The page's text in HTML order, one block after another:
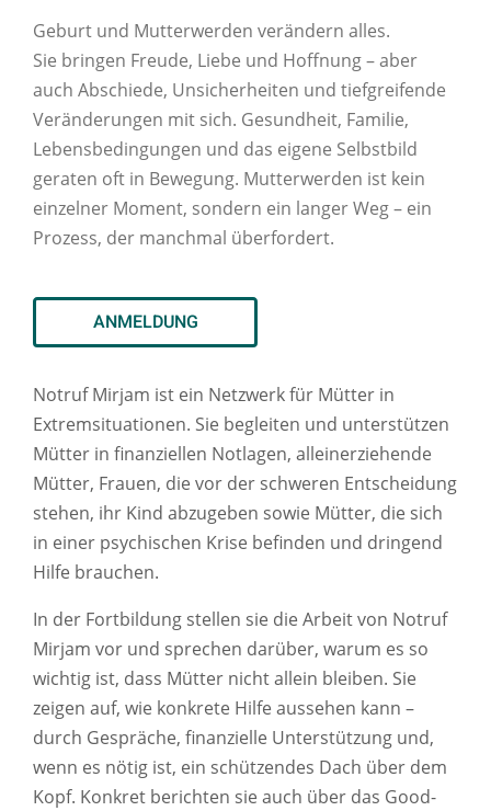
Geburt und Mutterwerden verändern alles.
Sie bringen Freude, Liebe und Hoffnung – aber
auch Abschiede, Unsicherheiten und tiefgreifende
Veränderungen mit sich. Gesundheit, Familie,
Lebensbedingungen und das eigene Selbstbild
geraten oft in Bewegung. Mutterwerden ist kein
einzelner Moment, sondern ein langer Weg – ein
Prozess, der manchmal überfordert.
ANMELDUNG
Notruf Mirjam ist ein Netzwerk für Mütter in
Extremsituationen. Sie begleiten und unterstützen
Mütter in finanziellen Notlagen, alleinerziehende
Mütter, Frauen, die vor der schweren Entscheidung
stehen, ihr Kind abzugeben sowie Mütter, die sich
in einer psychischen Krise befinden und dringend
Hilfe brauchen.
In der Fortbildung stellen sie die Arbeit von Notruf
Mirjam vor und sprechen darüber, warum es so
wichtig ist, dass Mütter nicht allein bleiben. Sie
zeigen auf, wie konkrete Hilfe aussehen kann –
durch Gespräche, finanzielle Unterstützung und,
wenn es nötig ist, ein schützendes Dach über dem
Kopf. Konkret berichten sie auch über das Good-